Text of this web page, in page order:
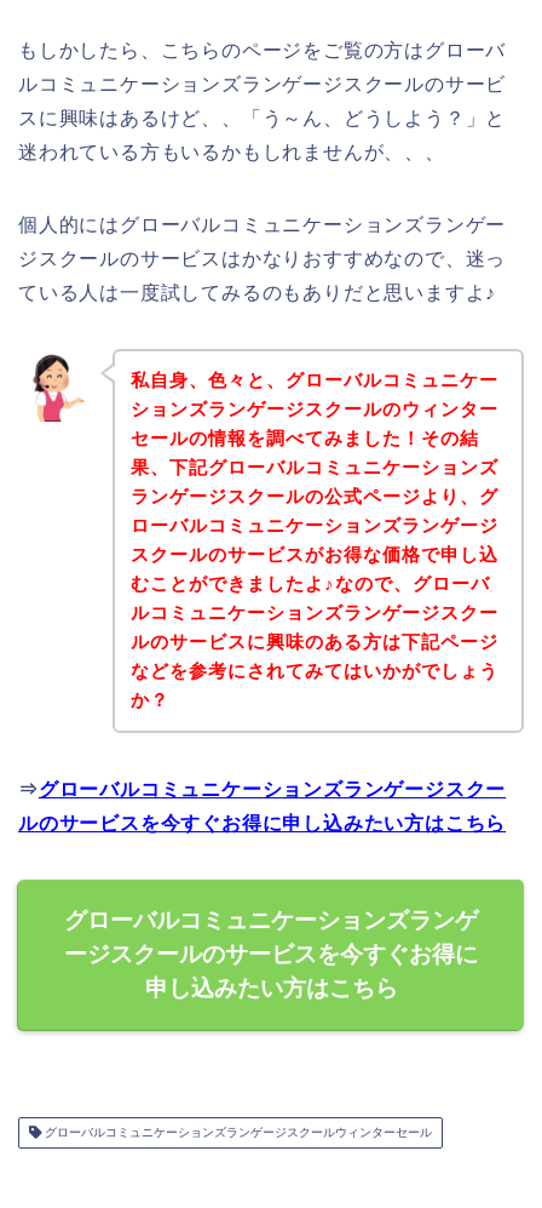
もしかしたら、こちらのページをご覧の方はグローバ
ルコミュニケーションズランゲージスクールのサービ
スに興味はあるけど、、「う～ん、どうしよう？」と
迷われている方もいるかもしれませんが、、、
個人的にはグローバルコミュニケーションズランゲー
ジスクールのサービスはかなりおすすめなので、迷っ
ている人は一度試してみるのもありだと思いますよ♪
私自身、色々と、グローバルコミュニケー
ションズランゲージスクールのウィンター
セールの情報を調べてみました！その結
果、下記グローバルコミュニケーションズ
ランゲージスクールの公式ページより、グ
ローバルコミュニケーションズランゲージ
スクールのサービスがお得な価格で申し込
むことができましたよ♪なので、グローバ
ルコミュニケーションズランゲージスクー
ルのサービスに興味のある方は下記ページ
などを参考にされてみてはいかがでしょう
か？
⇒グローバルコミュニケーションズランゲージスクー
ルのサービスを今すぐお得に申し込みたい方はこちら
グローバルコミュニケーションズランゲ
ージスクールのサービスを今すぐお得に
申し込みたい方はこちら
グローバルコミュニケーションズランゲージスクールウィンターセール